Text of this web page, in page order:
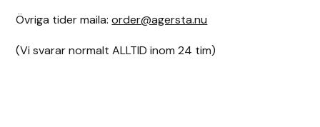
Övriga tider maila:order@agersta.nu
(Vi svarar normalt ALLTID inom 24 tim)